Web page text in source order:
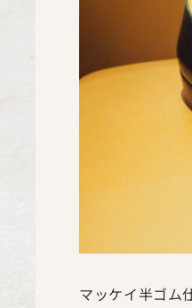
マッケイ半ゴム